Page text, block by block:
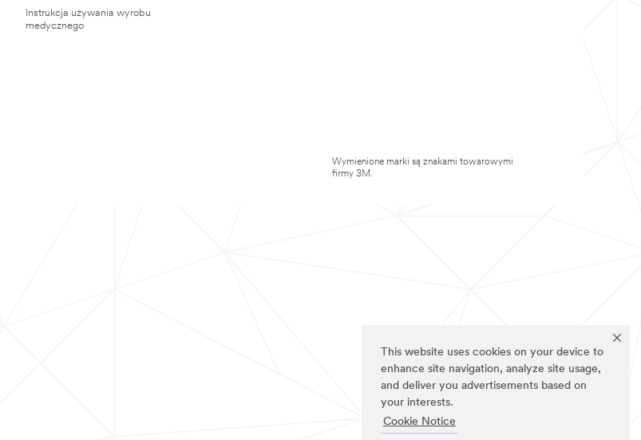
This website uses cookies on your device to
enhance site navigation, analyze site usage,
and deliver you advertisements based on
your interests.
Cookie Notice
Instrukcja używania wyrobu
medycznego
Wymienione marki są znakami towarowymi
firmy 3M.